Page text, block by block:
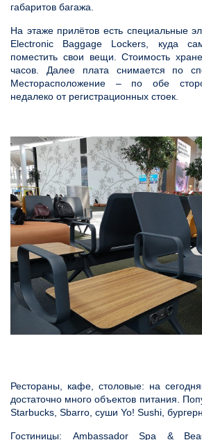
габаритов багажа.
На этаже прилётов есть специальные
Electronic Baggage Lockers, куда
поместить свои вещи. Стоимость
часов. Далее плата снимается по
Месторасположение – по обе
недалеко от регистрационных стоек.
Рестораны, кафе, столовые: на
достаточно много объектов питания.
Starbucks, Sbarro, суши Yo! Sushi,
Гостиницы: Ambassador Spa &